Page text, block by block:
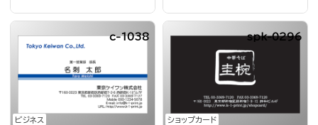
ビジネス
c-1038
ショップカード
spk-0296